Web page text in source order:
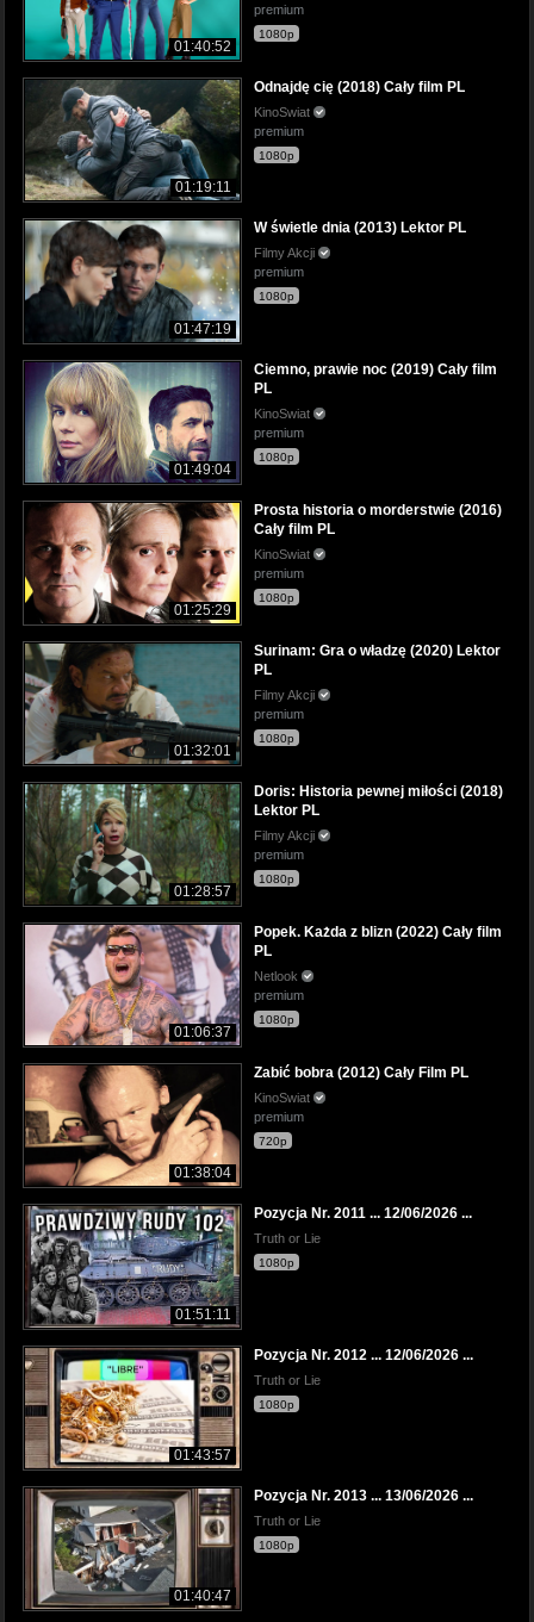
01:40:52
premium
1080p
01:19:11
Odnajdę cię (2018) Cały film PL
KinoSwiat
premium
1080p
01:47:19
W świetle dnia (2013) Lektor PL
Filmy Akcji
premium
1080p
01:49:04
Ciemno, prawie noc (2019) Cały film
PL
KinoSwiat
premium
1080p
01:25:29
Prosta historia o morderstwie (2016)
Cały film PL
KinoSwiat
premium
1080p
01:32:01
Surinam: Gra o władzę (2020) Lektor
PL
Filmy Akcji
premium
1080p
01:28:57
Doris: Historia pewnej miłości (2018)
Lektor PL
Filmy Akcji
premium
1080p
01:06:37
Popek. Każda z blizn (2022) Cały film
PL
Netlook
premium
1080p
01:38:04
Zabić bobra (2012) Cały Film PL
KinoSwiat
premium
720p
01:51:11
Pozycja Nr. 2011 ... 12/06/2026 ...
Truth or Lie
1080p
01:43:57
Pozycja Nr. 2012 ... 12/06/2026 ...
Truth or Lie
1080p
01:40:47
Pozycja Nr. 2013 ... 13/06/2026 ...
Truth or Lie
1080p